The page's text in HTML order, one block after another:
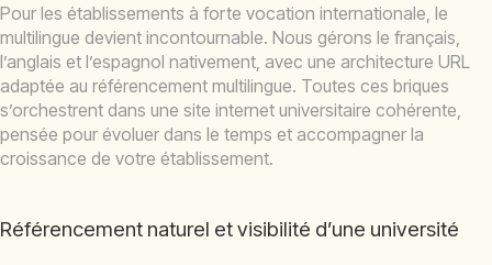
Pour les établissements à forte vocation internationale, le
multilingue devient incontournable. Nous gérons le français,
l’anglais et l’espagnol nativement, avec une architecture URL
adaptée au référencement multilingue. Toutes ces briques
s’orchestrent dans une site internet universitaire cohérente,
pensée pour évoluer dans le temps et accompagner la
croissance de votre établissement.
Référencement naturel et visibilité d’une université